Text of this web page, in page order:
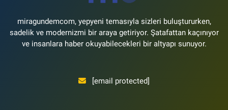
0 (212) 574 24 20
miragundemcom, yepyeni temasıyla sizleri buluştururken,
sadelik ve modernizmi bir araya getiriyor. Şatafattan kaçınıyor
ve insanlara haber okuyabilecekleri bir altyapı sunuyor.
[email protected]